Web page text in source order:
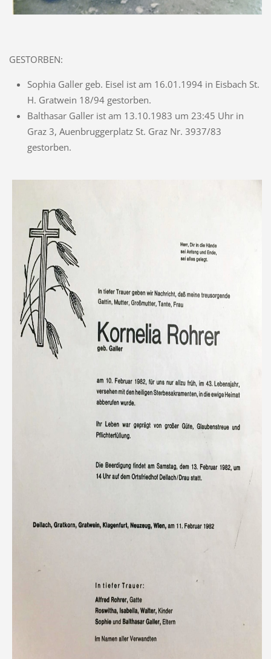
GESTORBEN:
Sophia Galler geb. Eisel ist am 16.01.1994 in Eisbach St.
H. Gratwein 18/94 gestorben.
Balthasar Galler ist am 13.10.1983 um 23:45 Uhr in
Graz 3, Auenbruggerplatz St. Graz Nr. 3937/83
gestorben.